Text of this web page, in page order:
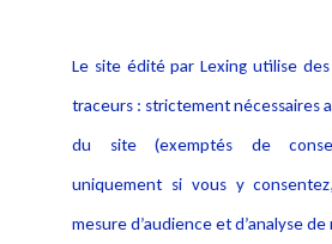
Alerte professionnelle
Déclaration d'accessibilité
Notice Légale
Politique de protection des
données
Le site édité par Lexing utilise
traceurs : strictement nécessaires
du site (exemptés de
uniquement si vous y
mesure d’audience et d’analyse